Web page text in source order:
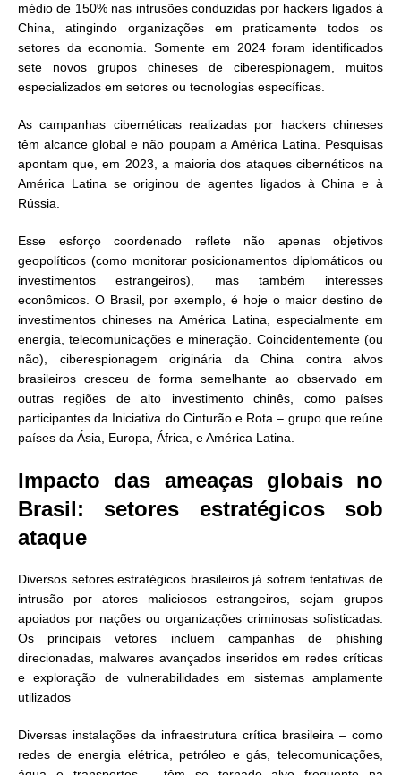
médio de 150% nas intrusões conduzidas por hackers ligados à
China, atingindo organizações em praticamente todos os
setores da economia. Somente em 2024 foram identificados
sete novos grupos chineses de ciberespionagem, muitos
especializados em setores ou tecnologias específicas.
As campanhas cibernéticas realizadas por hackers chineses
têm alcance global e não poupam a América Latina. Pesquisas
apontam que, em 2023, a maioria dos ataques cibernéticos na
América Latina se originou de agentes ligados à China e à
Rússia.
Esse esforço coordenado reflete não apenas objetivos
geopolíticos (como monitorar posicionamentos diplomáticos ou
investimentos estrangeiros), mas também interesses
econômicos. O Brasil, por exemplo, é hoje o maior destino de
investimentos chineses na América Latina, especialmente em
energia, telecomunicações e mineração. Coincidentemente (ou
não), ciberespionagem originária da China contra alvos
brasileiros cresceu de forma semelhante ao observado em
outras regiões de alto investimento chinês, como países
participantes da Iniciativa do Cinturão e Rota – grupo que reúne
países da Ásia, Europa, África, e América Latina.
Impacto das ameaças globais no
Brasil: setores estratégicos sob
ataque
Diversos setores estratégicos brasileiros já sofrem tentativas de
intrusão por atores maliciosos estrangeiros, sejam grupos
apoiados por nações ou organizações criminosas sofisticadas.
Os principais vetores incluem campanhas de phishing
direcionadas, malwares avançados inseridos em redes críticas
e exploração de vulnerabilidades em sistemas amplamente
utilizados
Diversas instalações da infraestrutura crítica brasileira – como
redes de energia elétrica, petróleo e gás, telecomunicações,